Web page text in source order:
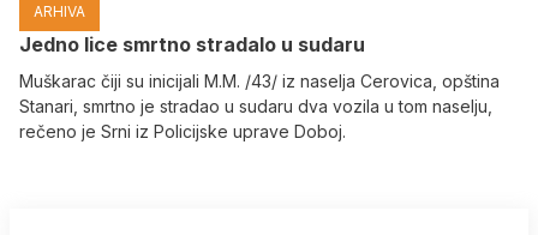
ARHIVA
Јedno lice smrtno stradalo u sudaru
Muškarac čiji su inicijali M.M. /43/ iz naselja Cerovica, opština
Stanari, smrtno je stradao u sudaru dva vozila u tom naselju,
rečeno je Srni iz Policijske uprave Doboj.